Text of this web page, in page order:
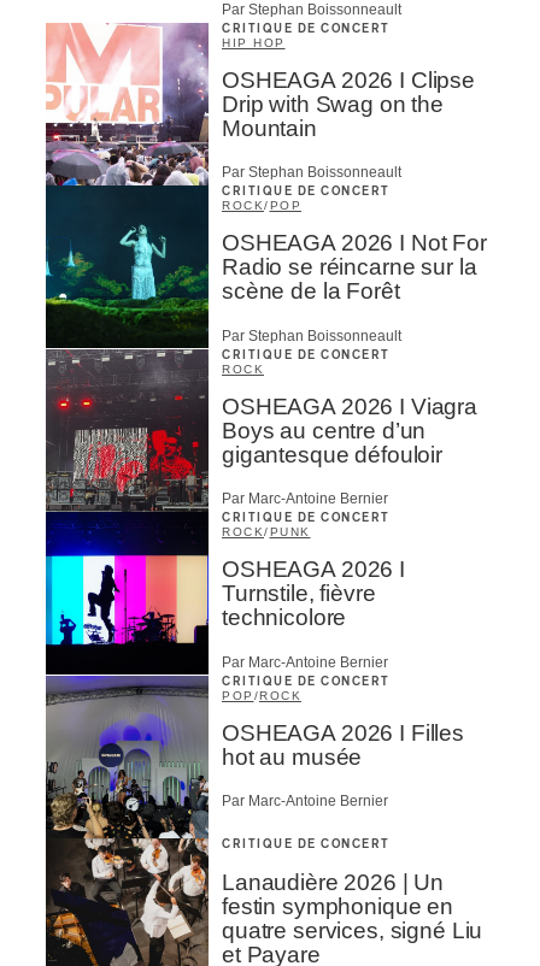
Par Stephan Boissonneault
CRITIQUE DE CONCERT
HIP HOP
OSHEAGA 2026 I Clipse
Drip with Swag on the
Mountain
Par Stephan Boissonneault
CRITIQUE DE CONCERT
ROCK/ POP
OSHEAGA 2026 I Not For
Radio se réincarne sur la
scène de la Forêt
Par Stephan Boissonneault
CRITIQUE DE CONCERT
ROCK
OSHEAGA 2026 I Viagra
Boys au centre d’un
gigantesque défouloir
Par Marc-Antoine Bernier
CRITIQUE DE CONCERT
ROCK/PUNK
OSHEAGA 2026 I
Turnstile, fièvre
technicolore
Par Marc-Antoine Bernier
CRITIQUE DE CONCERT
POP /ROCK
OSHEAGA 2026 I Filles
hot au musée
Par Marc-Antoine Bernier
CRITIQUE DE CONCERT
Lanaudière 2026 | Un
festin symphonique en
quatre services, signé Liu
et Payare